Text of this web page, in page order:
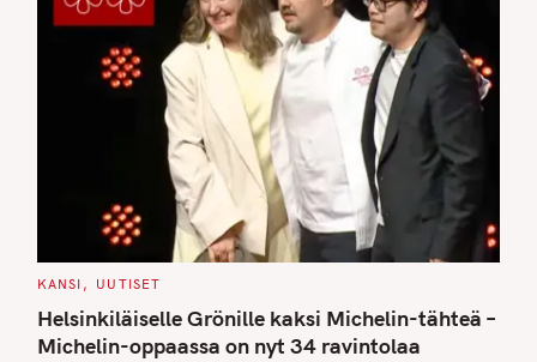
C
T
E
G
O
KANSI UUTISET
Helsinkiläiselle Grönille kaksi Michelin-tähteä –
Michelin-oppaassa on nyt 34 ravintolaa
a